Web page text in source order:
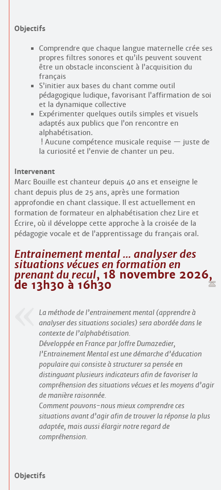
Objectifs
Comprendre que chaque langue maternelle crée ses
propres filtres sonores et qu’ils peuvent souvent
être un obstacle inconscient à l’acquisition du
français
S’initier aux bases du chant comme outil
pédagogique ludique, favorisant l’affirmation de soi
et la dynamique collective
Expérimenter quelques outils simples et visuels
adaptés aux publics que l’on rencontre en
alphabétisation.
! Aucune compétence musicale requise — juste de
la curiosité et l’envie de chanter un peu.
Intervenant
Marc Bouille est chanteur depuis 40 ans et enseigne le
chant depuis plus de 25 ans, après une formation
approfondie en chant classique. Il est actuellement en
formation de formateur en alphabétisation chez Lire et
Écrire, où il développe cette approche à la croisée de la
pédagogie vocale et de l’apprentissage du français oral.
Entrainement mental … analyser des
situations vécues en formation en
prenant du recul, 18 novembre 2026,
de 13h30 à 16h30
La méthode de l’entrainement mental (apprendre à
analyser des situations sociales) sera abordée dans le
contexte de l’alphabétisation.
Développée en France par Joffre Dumazedier,
l’Entrainement Mental est une démarche d’éducation
populaire qui consiste à structurer sa pensée en
distinguant plusieurs indicateurs afin de favoriser la
compréhension des situations vécues et les moyens d’agir
de manière raisonnée.
Comment pouvons-nous mieux comprendre ces
situations avant d’agir afin de trouver la réponse la plus
adaptée, mais aussi élargir notre regard de
compréhension.
Objectifs